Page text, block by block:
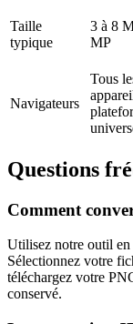
Taille
typique
3 à 8
MP
Navigateurs
Tous
Questions
Comment
Utilisez notre outil
Sélectionnez votre
téléchargez votre
conservé.